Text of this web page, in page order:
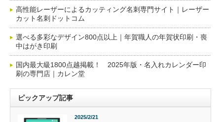
高性能レーザーによるカッティング名刺専門サイト｜レーザー
カット名刺ドットコム
選べる多彩なデザイン800点以上｜年賀職人の年賀状印刷・喪
中はがき印刷
国内最大級1800点越掲載！ 2025年版・名入れカレンダー印
刷の専門店｜カレン堂
ピックアップ記事
2025/2/21